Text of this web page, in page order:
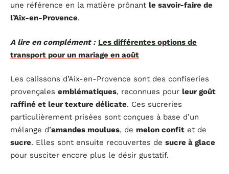
une référence en la matière prônant le savoir-faire de
l’Aix-en-Provence.
A lire en complément : Les différentes options de
transport pour un mariage en août
Les calissons d’Aix-en-Provence sont des confiseries
provençales emblématiques, reconnues pour leur goût
raffiné et leur texture délicate. Ces sucreries
particulièrement prisées sont conçues à base d’un
mélange d’amandes moulues, de melon confit et de
sucre. Elles sont ensuite recouvertes de sucre à glace
pour susciter encore plus le désir gustatif.